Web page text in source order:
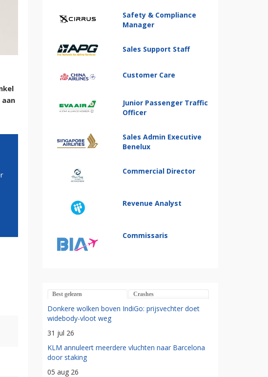
Safety & Compliance
Manager
Sales Support Staff
Customer Care
Junior Passenger Traffic
Officer
Sales Admin Executive
Benelux
Commercial Director
Revenue Analyst
Commissaris
Best gelezen Crashes
Donkere wolken boven IndiGo: prijsvechter doet
widebody-vloot weg
31 jul 26
KLM annuleert meerdere vluchten naar Barcelona
door staking
05 aug 26